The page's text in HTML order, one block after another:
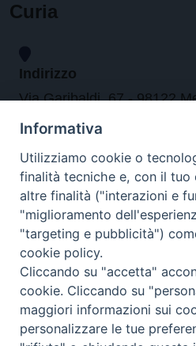
Curia
Indirizzo
Via Garibaldi, 67 - 98122
Orari
da lunedi al venerdi dalle
Contatti
Tel. 090.6684111 - Fax.
arcivescovo.messina@tin.it
Canali social
Informativa
Utilizziamo cookie o
finalità tecniche e, con il tuo
altre finalità ("interazioni e
"miglioramento
"targeting e pubblicità")
cookie policy.
Cliccando su "accetta"
cookie. Cliccando su
maggiori informazioni sui
personalizzare le tue